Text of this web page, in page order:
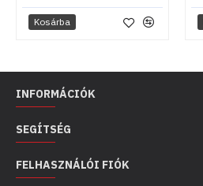
Kosárba
INFORMÁCIÓK
SEGÍTSÉG
FELHASZNÁLÓI FIÓK